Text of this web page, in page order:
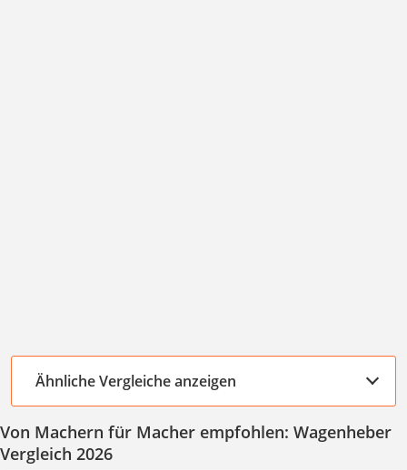
Ähnliche Vergleiche anzeigen
Von Machern für Macher empfohlen: Wagenheber
Vergleich 2026